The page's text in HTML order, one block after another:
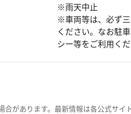
※雨天中止
※車両等は、必ず
ください。なお駐
シー等をご利用くだ
があります。最新情報は各公式サイ